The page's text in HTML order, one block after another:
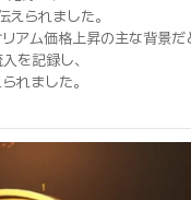
られました。
アム価格上昇の主な背景だ
を記録し、
れました。